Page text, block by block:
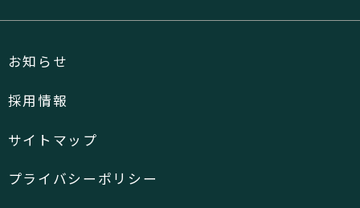
お知らせ
採用情報
サイトマップ
プライバシーポリシー